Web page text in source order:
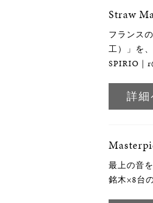
Straw
フランス
工）」を
SPIRIO｜r
詳細
最上の音
銘木×8台